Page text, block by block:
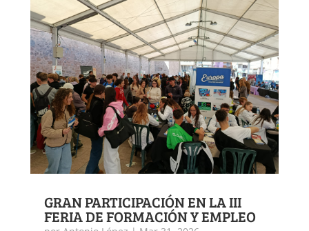
GRAN PARTICIPACIÓN EN LA III
FERIA DE FORMACIÓN Y EMPLEO